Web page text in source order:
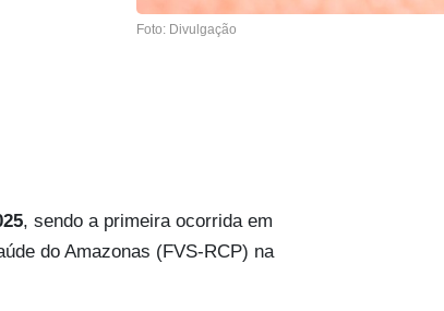
Foto: Divulgação
, sendo a primeira ocorrida em
do Amazonas (FVS-RCP) na